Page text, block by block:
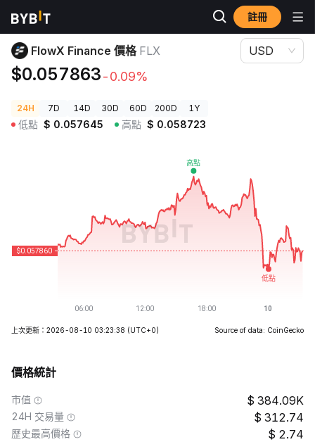
註冊
加密貨幣價格
FlowX Finance 價格 FLX
$0.057863-0.09%
USD
24H 7D 14D 30D 60D 200D 1Y
低點 $ 0.057645 高點 $ 0.058723
上次更新：2026-08-10 03:23:38 (UTC+0) Source of data: CoinGecko
價格統計
市值 384.09K
24H 交易量 312.74
歷史最高價格 2.74